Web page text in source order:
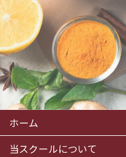
ホーム
当スクールについて